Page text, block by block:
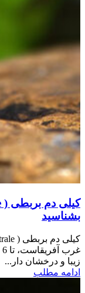
بشناسید
زیبا و درخشان دار...
ادامه مطلب